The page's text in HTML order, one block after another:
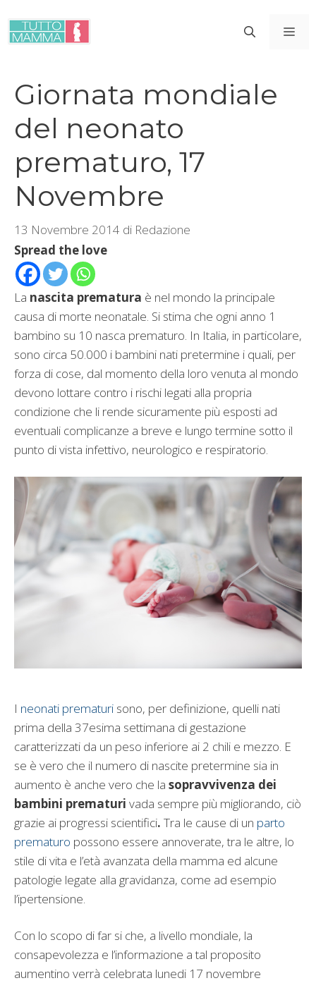
contenuto
Giornata mondiale
del neonato
prematuro, 17
Novembre
13 Novembre 2014 di Redazione
Spread the love
La nascita prematura è nel mondo la principale
causa di morte neonatale. Si stima che ogni anno 1
bambino su 10 nasca prematuro. In Italia, in particolare,
sono circa 50.000 i bambini nati pretermine i quali, per
forza di cose, dal momento della loro venuta al mondo
devono lottare contro i rischi legati alla propria
condizione che li rende sicuramente più esposti ad
eventuali complicanze a breve e lungo termine sotto il
punto di vista infettivo, neurologico e respiratorio.
I neonati prematuri sono, per definizione, quelli nati
prima della 37esima settimana di gestazione
caratterizzati da un peso inferiore ai 2 chili e mezzo. E
se è vero che il numero di nascite pretermine sia in
aumento è anche vero che la sopravvivenza dei
bambini prematuri vada sempre più migliorando, ciò
grazie ai progressi scientifici. Tra le cause di un parto
prematuro possono essere annoverate, tra le altre, lo
stile di vita e l’età avanzata della mamma ed alcune
patologie legate alla gravidanza, come ad esempio
l’ipertensione.
Con lo scopo di far si che, a livello mondiale, la
consapevolezza e l’informazione a tal proposito
aumentino verrà celebrata lunedi 17 novembre